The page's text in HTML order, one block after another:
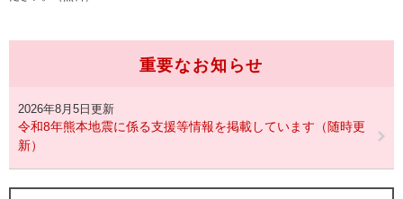
重要なお知らせ
2026年8月5日更新
令和8年熊本地震に係る支援等情報を掲載しています（随時更
新）